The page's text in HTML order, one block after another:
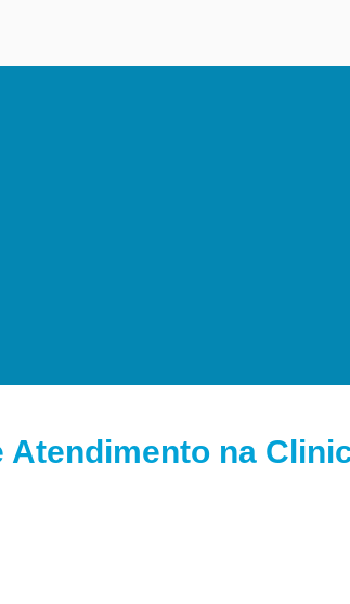
Atendimento na